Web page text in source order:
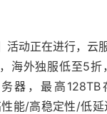
活动正在进行，
海外独服低至5
器，最高128TB
能/高稳定性/低